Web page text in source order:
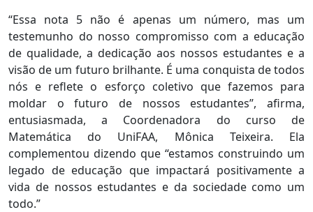
“Essa nota 5 não é apenas um número, mas um
testemunho do nosso compromisso com a educação
de qualidade, a dedicação aos nossos estudantes e a
visão de um futuro brilhante. É uma conquista de todos
nós e reflete o esforço coletivo que fazemos para
moldar o futuro de nossos estudantes”, afirma,
entusiasmada, a Coordenadora do curso de
Matemática do UniFAA, Mônica Teixeira. Ela
complementou dizendo que “estamos construindo um
legado de educação que impactará positivamente a
vida de nossos estudantes e da sociedade como um
todo.”